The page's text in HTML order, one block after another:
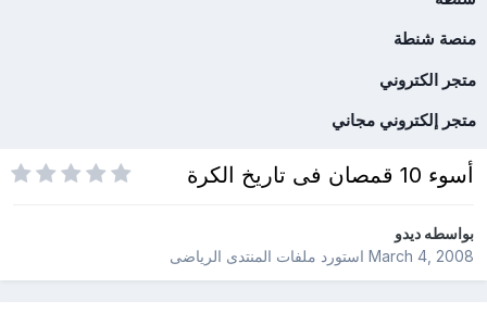
منصة شنطة
متجر الكتروني
متجر إلكتروني مجاني
أسوء 10 قمصان فى تاريخ الكرة
بواسطهديدو
March 4, 2008استورد ملفات المنتدى الرياضى